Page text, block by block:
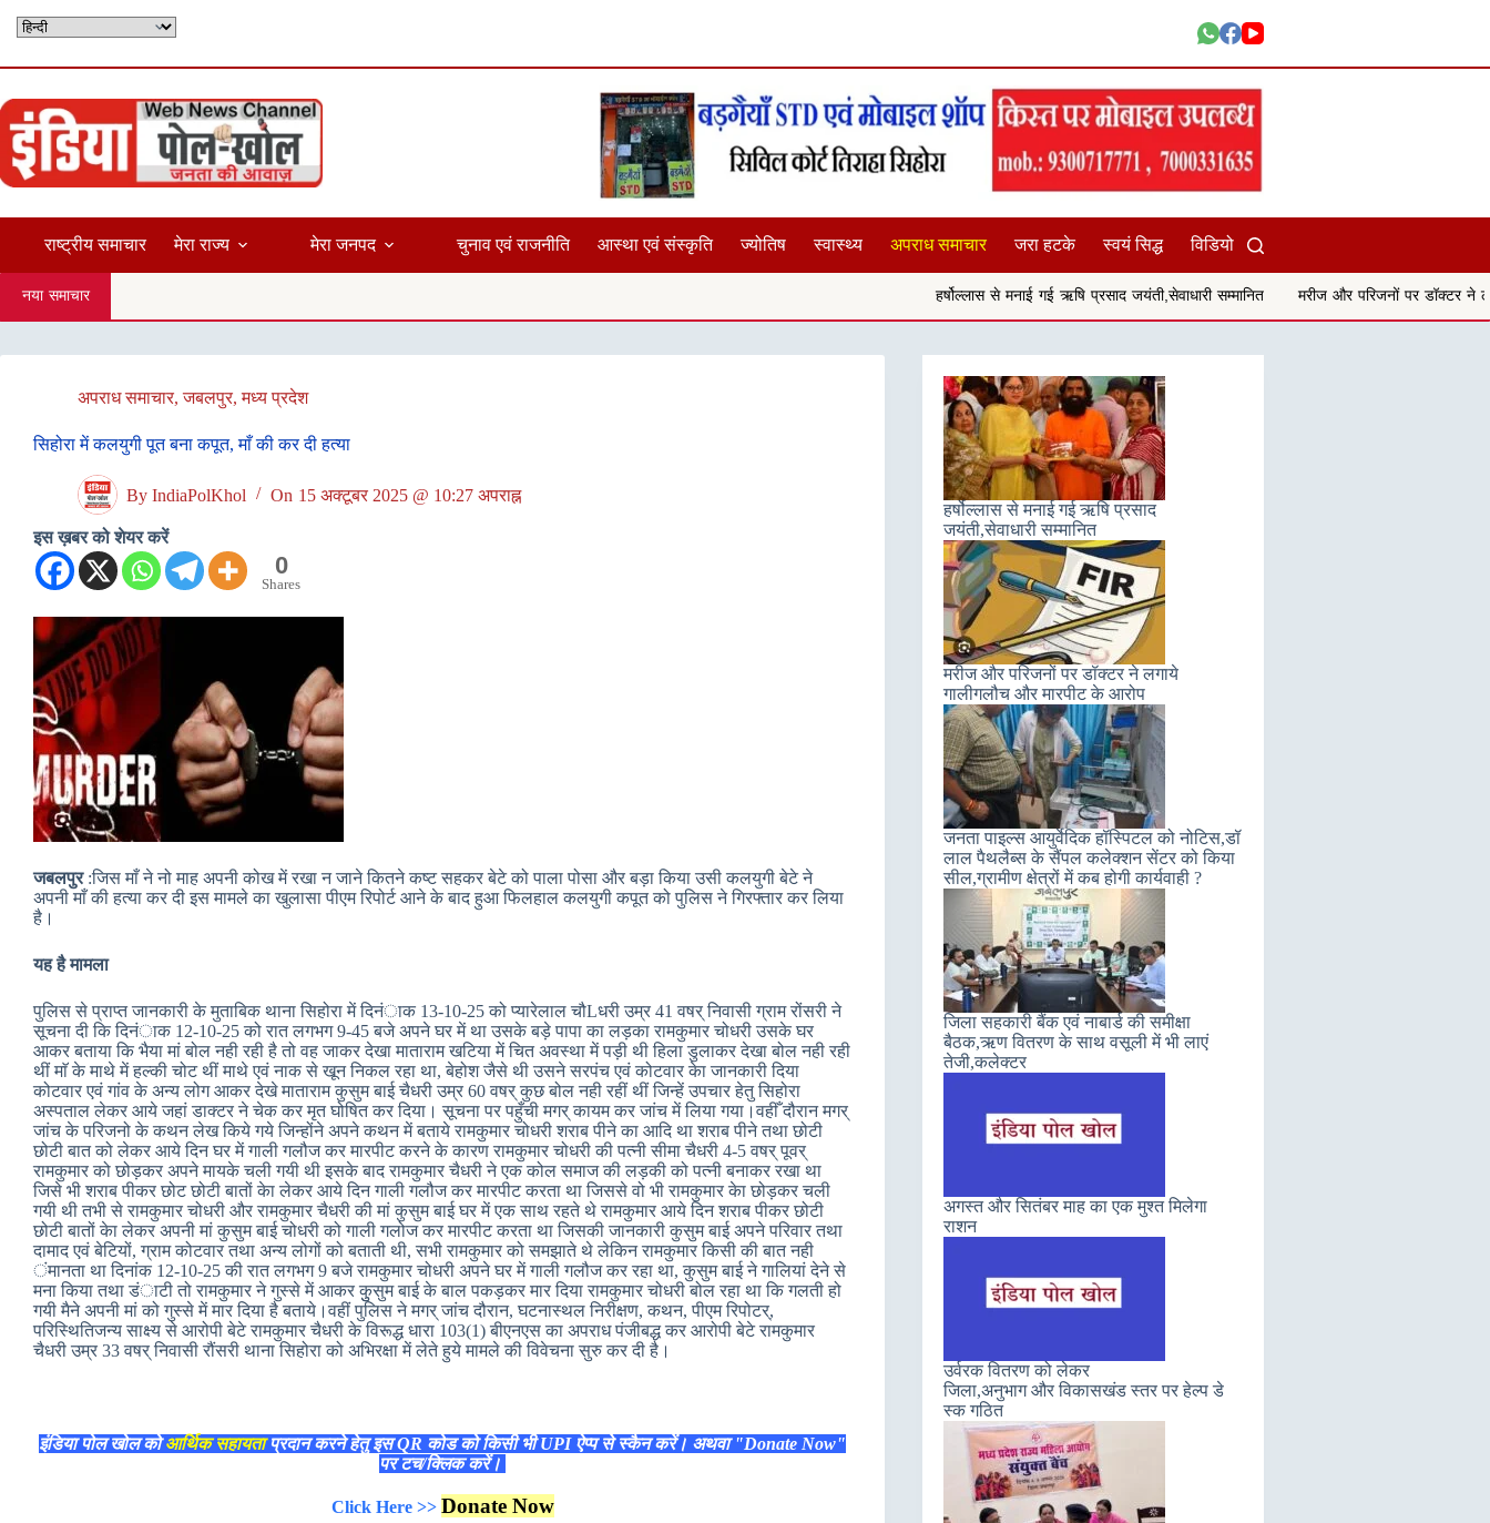
राष्ट्रीय समाचार मेरा राज्य मेरा जनपद चुनाव एवं राजनीति आस्था एवं संस्कृति ज्योतिष स्वास्थ्य अपराध समाचार जरा हटके स्वयं सिद्ध विडियो
नया समाचार हर्षोल्लास से मनाई गई ऋषि प्रसाद जयंती,सेवाधारी सम्मानित मरीज और परिजनों पर डॉक्टर ने लगाये गालीगलौच और
अपराध समाचार,जबलपुर,मध्य प्रदेश
सिहोरा में कलयुगी पूत बना कपूत, माँ की कर दी हत्या
By IndiaPolKhol On 15 अक्टूबर 2025 @ 10:27 अपराह्न
इस ख़बर को शेयर करें
0
Shares
जबलपुर:जिस माँ ने नो माह अपनी कोख में रखा न जाने कितने कष्ट सहकर बेटे को पाला पोसा और बड़ा किया उसी कलयुगी बेटे ने
अपनी माँ की हत्या कर दी इस मामले का खुलासा पीएम रिपोर्ट आने के बाद हुआ फिलहाल कलयुगी कपूत को पुलिस ने गिरफ्तार कर लिया
है।
यह है मामला
पुलिस से प्राप्त जानकारी के मुताबिक थाना सिहोरा में दिनंाक 13-10-25 को प्यारेलाल चौLधरी उम्र 41 वषर् निवासी ग्राम रोंसरी ने
सूचना दी कि दिनंाक 12-10-25 को रात लगभग 9-45 बजे अपने घर में था उसके बड़े पापा का लड़का रामकुमार चोधरी उसके घर
आकर बताया कि भैया मां बोल नही रही है तो वह जाकर देखा माताराम खटिया में चित अवस्था में पड़ी थी हिला डुलाकर देखा बोल नही रही
थीं माॅ के माथे में हल्की चोट थीं माथे एवं नाक से खून निकल रहा था, बेहोश जैसे थी उसने सरपंच एवं कोटवार केा जानकारी दिया
कोटवार एवं गांव के अन्य लोग आकर देखे माताराम कुसुम बाई चैधरी उम्र 60 वषर् कुछ बोल नही रहीं थीं जिन्हें उपचार हेतु सिहोरा
अस्पताल लेकर आये जहां डाक्टर ने चेक कर मृत घोषित कर दिया। सूचना पर पहुँची मगर् कायम कर जांच में लिया गया।वहीँ दौरान मगर्
जांच के परिजनो के कथन लेख किये गये जिन्होंने अपने कथन में बताये रामकुमार चोधरी शराब पीने का आदि था शराब पीने तथा छोटी
छोटी बात को लेकर आये दिन घर में गाली गलौज कर मारपीट करने के कारण रामकुमार चोधरी की पत्नी सीमा चैधरी 4-5 वषर् पूवर्
रामकुमार को छोड़कर अपने मायके चली गयी थी इसके बाद रामकुमार चैधरी ने एक कोल समाज की लड़की को पत्नी बनाकर रखा था
जिसे भी शराब पीकर छोट छोटी बातों केा लेकर आये दिन गाली गलौज कर मारपीट करता था जिससे वो भी रामकुमार केा छोड़कर चली
गयी थी तभी से रामकुमार चोधरी और रामकुमार चैधरी की मां कुसुम बाई घर में एक साथ रहते थे रामकुमार आये दिन शराब पीकर छोटी
छोटी बातों केा लेकर अपनी मां कुसुम बाई चोधरी को गाली गलोज कर मारपीट करता था जिसकी जानकारी कुसुम बाई अपने परिवार तथा
दामाद एवं बेटियों, ग्राम कोटवार तथा अन्य लोगों को बताती थी, सभी रामकुमार को समझाते थे लेकिन रामकुमार किसी की बात नही
ंमानता था दिनांक 12-10-25 की रात लगभग 9 बजे रामकुमार चोधरी अपने घर में गाली गलौज कर रहा था, कुसुम बाई ने गालियां देने से
मना किया तथा डंाटी तो रामकुमार ने गुस्से में आकर कुुसुम बाई के बाल पकड़कर मार दिया रामकुमार चोधरी बोल रहा था कि गलती हो
गयी मैने अपनी मां को गुस्से में मार दिया है बताये।वहीं पुलिस ने मगर् जांच दौरान, घटनास्थल निरीक्षण, कथन, पीएम रिपोटर्,
परिस्थितिजन्य साक्ष्य से आरोपी बेटे रामकुमार चैधरी के विरूद्ध धारा 103(1) बीएनएस का अपराध पंजीबद्ध कर आरोपी बेटे रामकुमार
चैधरी उम्र 33 वषर् निवासी रौंसरी थाना सिहोरा को अभिरक्षा में लेते हुये मामले की विवेचना सुरु कर दी है।
इंडिया पोल खोल कोआर्थिक सहायताप्रदान करने हेतु इस QR कोड को किसी भी UPI ऐप्प से स्कैन करें। अथवा "Donate Now"
पर टच/क्लिक करें।
Click Here >> Donate Now
हर्षोल्लास से मनाई गई ऋषि प्रसाद
जयंती,सेवाधारी सम्मानित
मरीज और परिजनों पर डॉक्टर ने लगाये
गालीगलौच और मारपीट के आरोप
जनता पाइल्स आयुर्वेदिक हॉस्पिटल को नोटिस,डॉ
लाल पैथलैब्स के सैंपल कलेक्शन सेंटर को किया
सील,ग्रामीण क्षेत्रों में कब होगी कार्यवाही ?
जिला सहकारी बैंक एवं नाबार्ड की समीक्षा
बैठक,ऋण वितरण के साथ वसूली में भी लाएं
तेजी,कलेक्टर
अगस्त और सितंबर माह का एक मुश्त मिलेगा
राशन
उर्वरक वितरण को लेकर
जिला,अनुभाग और विकासखंड स्तर पर हेल्प डे
स्क गठित